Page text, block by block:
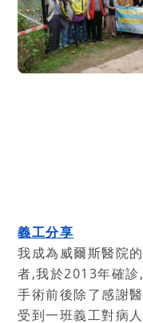
義工分享
我成為威爾斯醫院
者,我於2013年確診,
手術前後除了感謝
受到一班義工對病